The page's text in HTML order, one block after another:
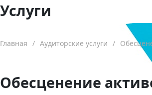
Услуги
Главная / Аудиторские услуги /
Обесценение